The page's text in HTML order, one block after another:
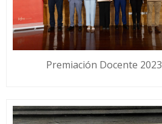
Premiación Docente 2023